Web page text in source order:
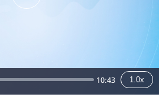
10:43 1.0x